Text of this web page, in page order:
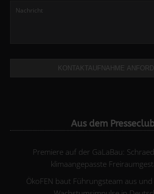
KONTAKTAUFNAHME
Aus dem
Premiere auf der GaLaBau:
klimaangepasste
ÖkoFEN baut Führungsteam aus